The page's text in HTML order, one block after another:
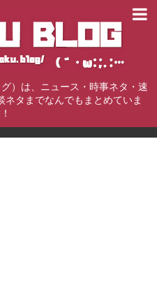
）は、ニュース・時事ネタ・速
タまでなんでもまとめていま